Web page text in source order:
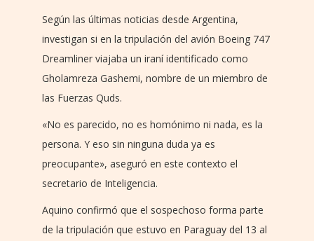
Según las últimas noticias desde Argentina,
investigan si en la tripulación del avión Boeing 747
Dreamliner viajaba un iraní identificado como
Gholamreza Gashemi, nombre de un miembro de
las Fuerzas Quds.
«No es parecido, no es homónimo ni nada, es la
persona. Y eso sin ninguna duda ya es
preocupante», aseguró en este contexto el
secretario de Inteligencia.
Aquino confirmó que el sospechoso forma parte
de la tripulación que estuvo en Paraguay del 13 al